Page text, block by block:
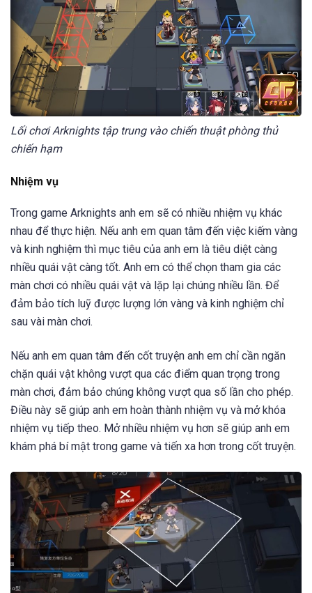
Lối chơi Arknights tập trung vào chiến thuật phòng thủ
chiến hạm
Nhiệm vụ
Trong game Arknights anh em sẽ có nhiều nhiệm vụ khác
nhau để thực hiện. Nếu anh em quan tâm đến việc kiếm vàng
và kinh nghiệm thì mục tiêu của anh em là tiêu diệt càng
nhiều quái vật càng tốt. Anh em có thể chọn tham gia các
màn chơi có nhiều quái vật và lặp lại chúng nhiều lần. Để
đảm bảo tích luỹ được lượng lớn vàng và kinh nghiệm chỉ
sau vài màn chơi.
Nếu anh em quan tâm đến cốt truyện anh em chỉ cần ngăn
chặn quái vật không vượt qua các điểm quan trọng trong
màn chơi, đảm bảo chúng không vượt qua số lần cho phép.
Điều này sẽ giúp anh em hoàn thành nhiệm vụ và mở khóa
nhiệm vụ tiếp theo. Mở nhiều nhiệm vụ hơn sẽ giúp anh em
khám phá bí mật trong game và tiến xa hơn trong cốt truyện.